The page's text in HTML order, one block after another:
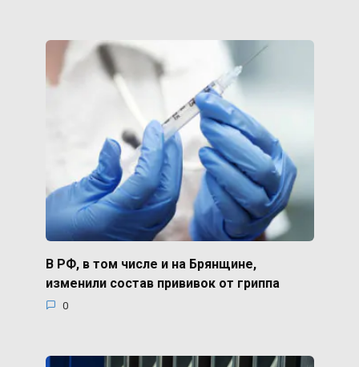
В РФ, в том числе и на Брянщине,
изменили состав прививок от гриппа
0